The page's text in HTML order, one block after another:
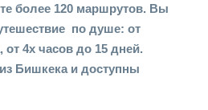
более 120 маршрутов. Вы
по душе: от
от 4х часов до 15 дней.
Бишкека и доступны